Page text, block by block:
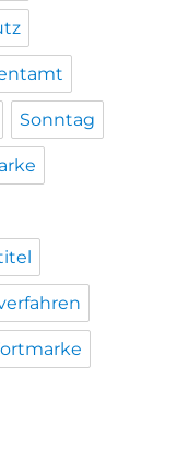
Sonntag